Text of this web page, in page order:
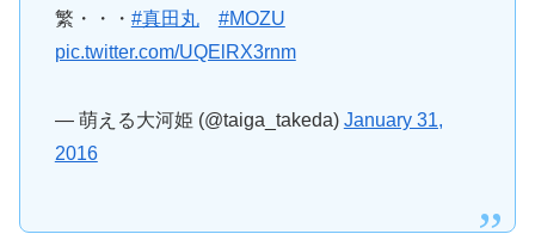
繁・・・ #真田丸
#MOZU
pic.twitter.com/UQElRX3rnm
— 萌える大河姫 (@taiga_takeda) January 31,
2016